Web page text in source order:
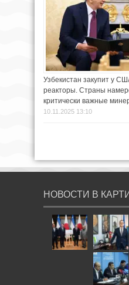
Узбекистан закупит у
реакторы. Страны
критически важные
10.11.2025 13:10
НОВОСТИ В